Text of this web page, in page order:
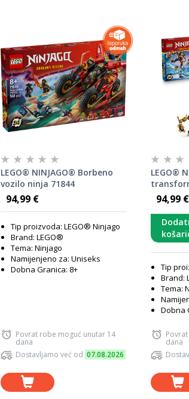
LEGO® NINJAGO® Borbeno
vozilo ninja 71844
94,99 €
Tip proizvoda: LEGO® Ninjago
Brand: LEGO®
Tema: Ninjago
Namijenjeno za: Uniseks
Dobna Granica: 8+
Povrat robe moguć unutar 14
dana
Dostavljamo već od 07.08.2026
LEGO®
zmaj
94,99 €
Tip
Brand:
Tema:
Dobna
dana